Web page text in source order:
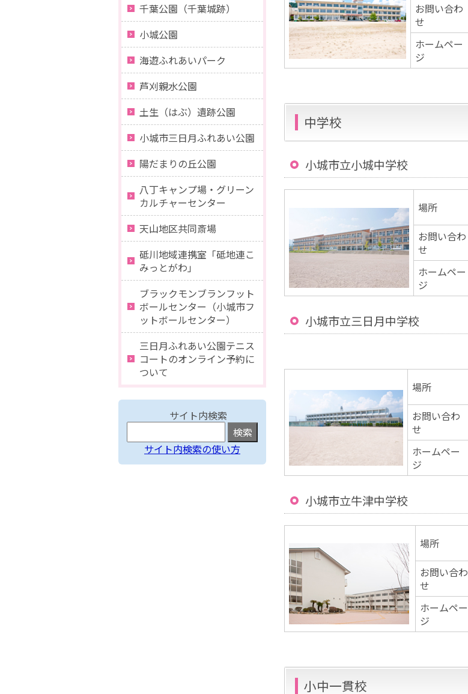
お問い合わ
せ
ホームペー
ジ
中学校
小城市立小城中学校
場所
お問い合わ
せ
ホームペー
ジ
小城市立三日月中学校
場所
お問い合わ
せ
ホームペー
ジ
小城市立牛津中学校
場所
お問い合わ
せ
ホームペー
ジ
小中一貫校
千葉公園（千葉城跡）
小城公園
海遊ふれあいパーク
芦刈親水公園
土生（はぶ）遺跡公園
小城市三日月ふれあい公園
陽だまりの丘公園
八丁キャンプ場・グリーン
カルチャーセンター
天山地区共同斎場
砥川地域連携室「砥地連こ
みっとがわ」
ブラックモンブランフット
ボールセンター（小城市フ
ットボールセンター）
三日月ふれあい公園テニス
コートのオンライン予約に
ついて
サイト内検索
サイト内検索の使い方